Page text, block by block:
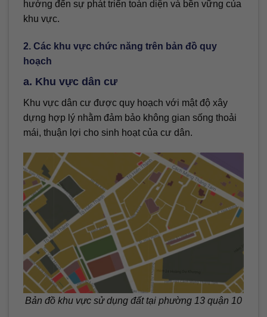
hướng đến sự phát triển toàn diện và bền vững của
khu vực.
2. Các khu vực chức năng trên bản đồ quy
hoạch
a. Khu vực dân cư
Khu vực dân cư được quy hoạch với mật độ xây
dựng hợp lý nhằm đảm bảo không gian sống thoải
mái, thuận lợi cho sinh hoạt của cư dân.
Bản đồ khu vực sử dụng đất tại phường 13 quận 10